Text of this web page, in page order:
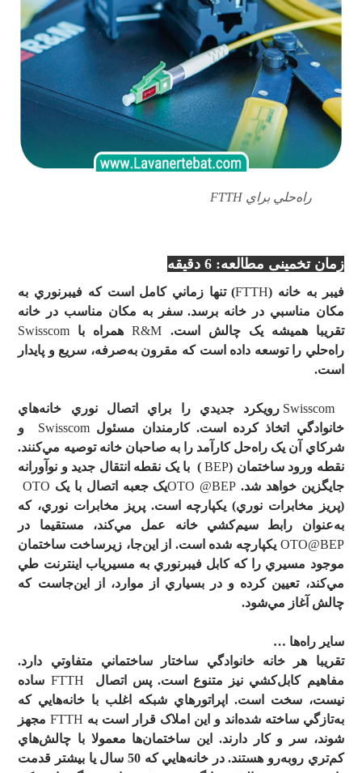
راه‌حلي براي FTTH
زمان تخمینی مطالعه: 6 دقیقه
فيبر به خانه (FTTH) تنها زماني کامل است که فيبرنوري به
مکان مناسبي در خانه برسد. سفر به مکان مناسب در خانه
تقريبا هميشه يک چالش است. R&M همراه با Swisscom
راهحلي را توسعه داده است که مقرون بهصرفه، سريع و پايدار
است.
Swisscom رويکرد جديدي را براي اتصال نوري خانههاي
خانوادگي اتخاذ کرده است. کارمندان مسئولSwisscom و
شرکاي آن يک راهحل کارآمد را به صاحبان خانه توصيه ميکنند.
نقطه ورود ساختمان (BEP) با يک نقطه انتقال جديد و نوآورانه
جايگزين خواهد شد. OTO @BEPيک جعبه اتصال با يک OTO
(پريز مخابرات نوري) يکپارچه است. پريز مخابرات نوري، که
بهعنوان رابط سيمکشي خانه عمل ميکند، مستقيما در
OTO@BEP يکپارچه شده است. از اينجا، زيرساخت ساختمان
موجود مسيري را که کابل فيبرنوري به مسيرياب اينترنت طي
ميکند، تعيين کرده و در بسياري از موارد، از اينجاست که
چالش آغاز ميشود.
ساير راهها …
تقريبا هر خانه خانوادگي ساختار ساختماني متفاوتي دارد.
مفاهيم کابلکشي نيز متنوع است. پس اتصال FTTH ساده
نيست، سخت است. اپراتورهاي شبکه اغلب با خانههايي که
بهتازگي ساخته شده اند و اين املاک قرار است به FTTHمجهز
شوند، سر و کار دارند. اين ساختمانها معمولا با چالشهاي
کمتري روبهرو هستند. در خانه
هايي که 50 سال يا بيشتر قدمت